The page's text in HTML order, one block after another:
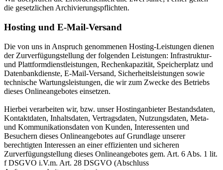
die gesetzlichen Archivierungspflichten.
Hosting und E-Mail-Versand
Die von uns in Anspruch genommenen Hosting-Leistungen dienen
der Zurverfügungstellung der folgenden Leistungen: Infrastruktur-
und Plattformdienstleistungen, Rechenkapazität, Speicherplatz und
Datenbankdienste, E-Mail-Versand, Sicherheitsleistungen sowie
technische Wartungsleistungen, die wir zum Zwecke des Betriebs
dieses Onlineangebotes einsetzen.
Hierbei verarbeiten wir, bzw. unser Hostinganbieter Bestandsdaten,
Kontaktdaten, Inhaltsdaten, Vertragsdaten, Nutzungsdaten, Meta-
und Kommunikationsdaten von Kunden, Interessenten und
Besuchern dieses Onlineangebotes auf Grundlage unserer
berechtigten Interessen an einer effizienten und sicheren
Zurverfügungstellung dieses Onlineangebotes gem. Art. 6 Abs. 1 lit.
f DSGVO i.V.m. Art. 28 DSGVO (Abschluss